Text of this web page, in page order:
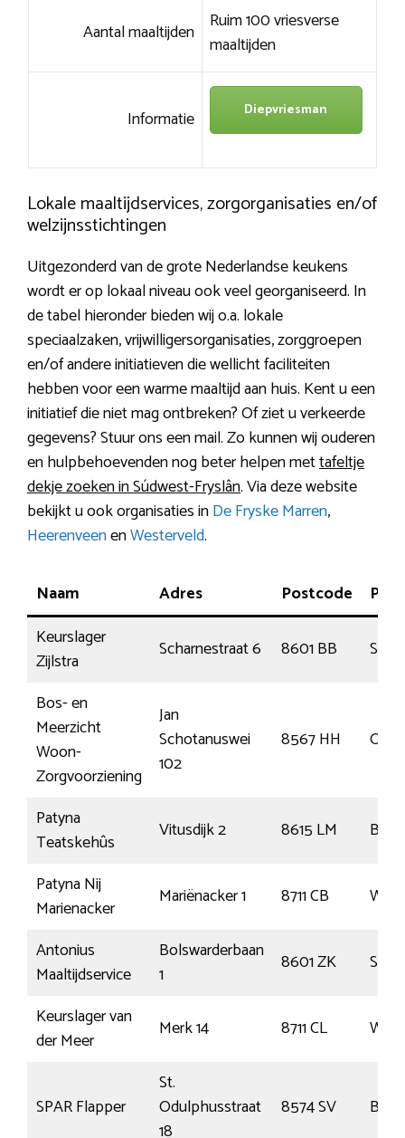
Aantal maaltijden Ruim 100 vriesverse
maaltijden
Informatie Diepvriesman
Lokale maaltijdservices, zorgorganisaties en/of
welzijnsstichtingen
Uitgezonderd van de grote Nederlandse keukens
wordt er op lokaal niveau ook veel georganiseerd. In
de tabel hieronder bieden wij o.a. lokale
speciaalzaken, vrijwilligersorganisaties, zorggroepen
en/of andere initiatieven die wellicht faciliteiten
hebben voor een warme maaltijd aan huis. Kent u een
initiatief die niet mag ontbreken? Of ziet u verkeerde
gegevens? Stuur ons een mail. Zo kunnen wij ouderen
en hulpbehoevenden nog beter helpen mettafeltje
dekje zoeken in Súdwest-Fryslân. Via deze website
bekijkt u ook organisaties inDe Fryske Marren,
HeerenveenenWesterveld.
Naam Adres Postcode
Keurslager
Zijlstra
Scharnestraat 6 8601 BB
Bos- en
Meerzicht
Woon-
Zorgvoorziening
Jan
Schotanuswei
102
8567 HH
Patyna
Teatskehûs
Vitusdijk 2 8615 LM
Patyna Nij
Marienacker
Mariënacker 1 8711 CB
Antonius
Maaltijdservice
Bolswarderbaan
1
8601 ZK
Keurslager van
der Meer
Merk 14 8711 CL
SPAR Flapper
St.
Odulphusstraat
18
8574 SV